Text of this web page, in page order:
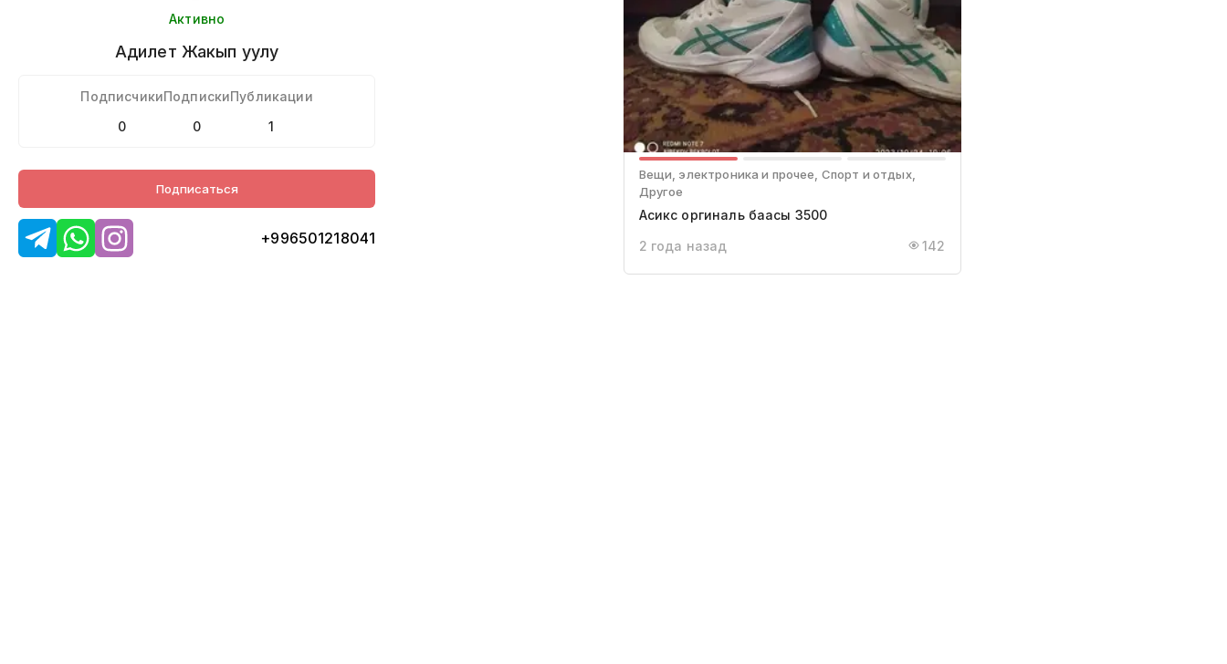
Активно
Адилет Жакып уулу
Подписчики
0
Подписки
0
Публикации
1
Подписаться
+996501218041
Вещи, электроника и прочее, Спорт и отдых,
Другое
Асикс оргиналь баасы 3500
2 года назад
142